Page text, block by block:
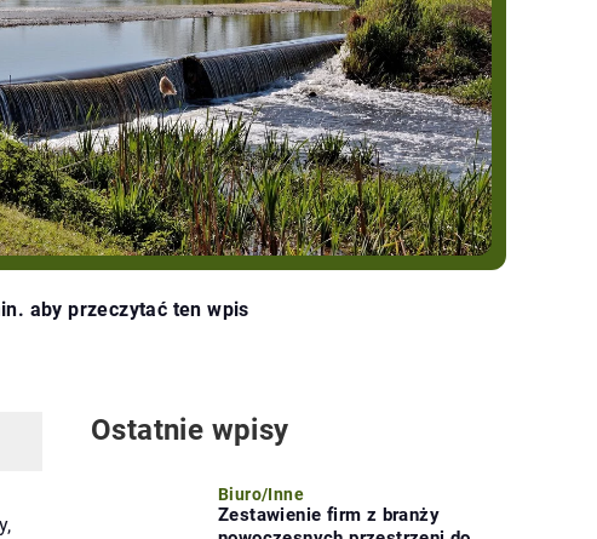
aby przeczytać ten wpis
Ostatnie wpisy
Biuro/Inne
Zestawienie firm z branży